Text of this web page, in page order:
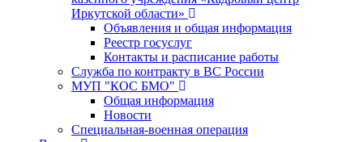
Иркутской области»
Объявления и общая информация
Реестр госуслуг
Контакты и расписание работы
Служба по контракту в ВС России
МУП "КОС БМО"
Общая информация
Новости
Специальная-военная операция